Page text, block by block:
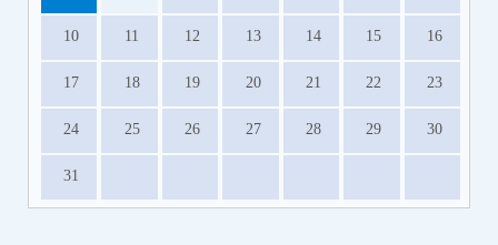
10 11 12 13 14 15 16
17 18 19 20 21 22 23
24 25 26 27 28 29 30
31